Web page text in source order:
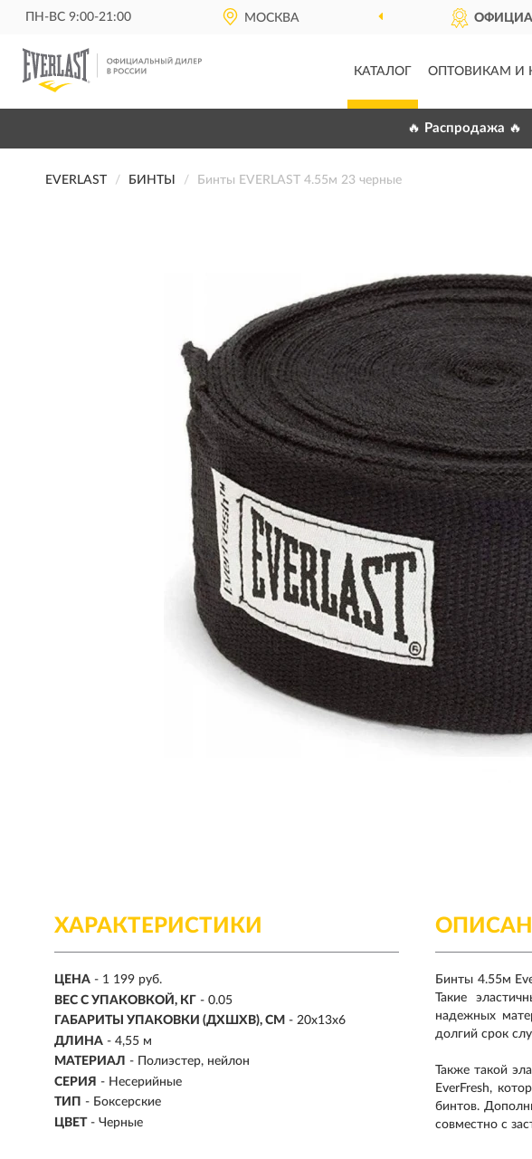
ПН-ВС 9:00-21:00 МОСКВА
КАТАЛОГ ОПТОВИКАМ И
🔥 Распродажа 🔥
EVERLAST БИНТЫ Бинты EVERLAST 4.55м 23 черные
ХАРАКТЕРИСТИКИ
ЦЕНА - 1 199 руб.
ВЕС С УПАКОВКОЙ, КГ - 0.05
ГАБАРИТЫ УПАКОВКИ (ДХШХВ), СМ - 20х13х6
ДЛИНА - 4,55 м
МАТЕРИАЛ - Полиэстер, нейлон
СЕРИЯ - Несерийные
ТИП - Боксерские
ЦВЕТ - Черные
Бинты 4.55м
Такие
надежных
долгий срок
Также такой
EverFresh,
бинтов.
совместно с